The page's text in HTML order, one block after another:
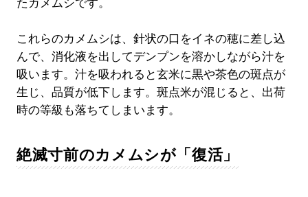
たカメムシです。
これらのカメムシは、針状の口をイネの穂に差し込
んで、消化液を出してデンプンを溶かしながら汁を
吸います。汁を吸われると玄米に黒や茶色の斑点が
生じ、品質が低下します。斑点米が混じると、出荷
時の等級も落ちてしまいます。
絶滅寸前のカメムシが「復活」